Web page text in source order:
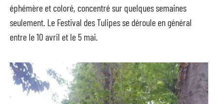
éphémère et coloré, concentré sur quelques semaines
seulement. Le Festival des Tulipes se déroule en général
entre le 10 avril et le 5 mai.